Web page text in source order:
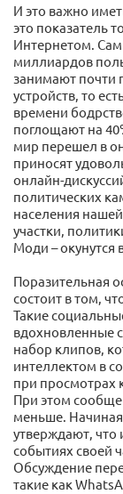
И это важно
это показатель
Интернетом. Сам
миллиардов
занимают почти
устройств, то
времени
поглощают на
мир перешел в
приносят
онлайн-
политических
населения
участки,
Моди – окунутся
Поразительная
состоит в том,
Такие
вдохновленные
набор клипов,
интеллектом в
при просмотрах
При этом
меньше.
утверждают, что
событиях своей
Обсуждение
такие как